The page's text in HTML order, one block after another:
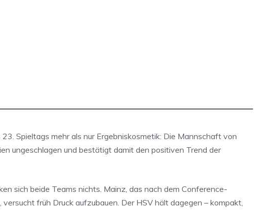
Spieltags mehr als nur Ergebniskosmetik: Die Mannschaft von
ungeschlagen und bestätigt damit den positiven Trend der
sich beide Teams nichts. Mainz, das nach dem Conference-
früh Druck aufzubauen. Der HSV hält dagegen – kompakt,